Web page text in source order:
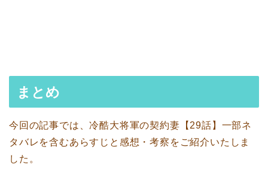
まとめ
今回の記事では、冷酷大将軍の契約妻【29話】一部ネ
タバレを含むあらすじと感想・考察をご紹介いたしま
した。